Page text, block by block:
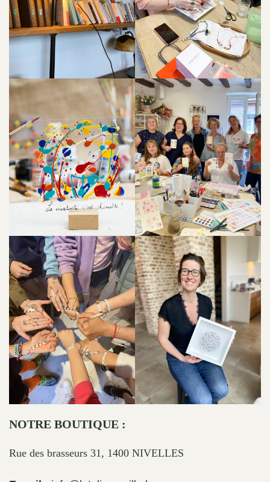
NOTRE BOUTIQUE :
Rue des brasseurs 31, 1400 NIVELLES